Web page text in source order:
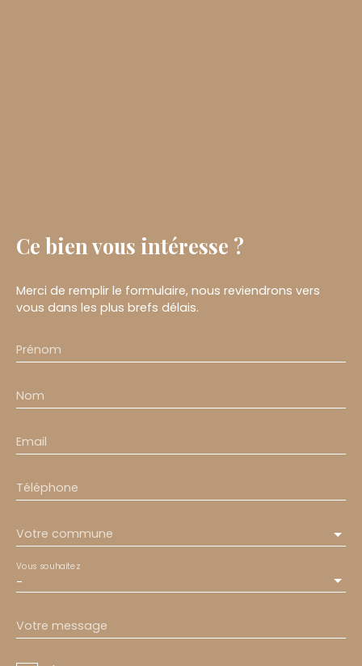
Ce bien vous intéresse ?
Merci de remplir le formulaire, nous reviendrons vers
vous dans les plus brefs délais.
Prénom
Nom
Email
Téléphone
Votre commune
-
Vous souhaitez
Votre message